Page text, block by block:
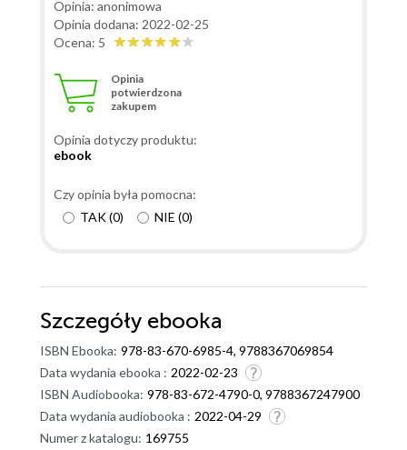
Opinia: anonimowa
Opinia dodana: 2022-02-25
Ocena: 5
Opinia
potwierdzona
zakupem
Opinia dotyczy produktu:
ebook
Czy opinia była pomocna:
TAK(0) NIE (0)
Szczegóły ebooka
ISBN Ebooka: 978-83-670-6985-4, 9788367069854
Data wydania ebooka : 2022-02-23
ISBN Audiobooka: 978-83-672-4790-0, 9788367247900
Data wydania audiobooka : 2022-04-29
Numer z katalogu: 169755